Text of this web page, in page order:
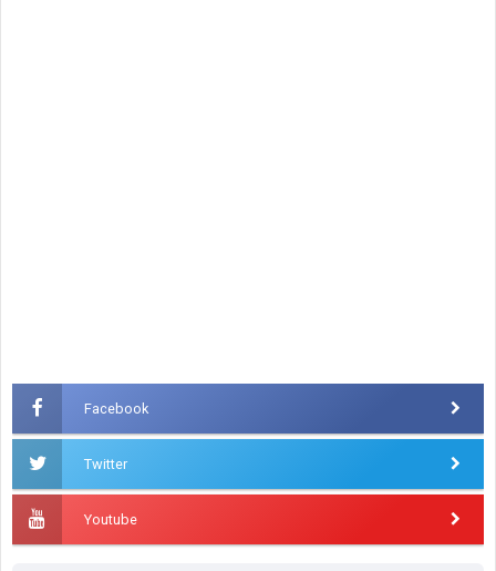
Facebook
Twitter
Youtube